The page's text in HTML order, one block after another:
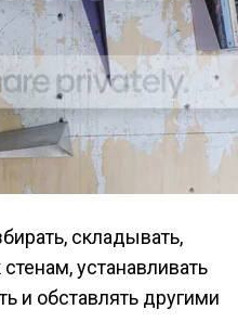
складывать,
устанавливать
и обставлять другими